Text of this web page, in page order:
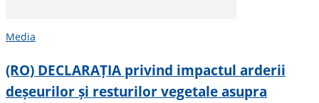
Media
(RO) DECLARAȚIA privind impactul arderii
deșeurilor și resturilor vegetale asupra